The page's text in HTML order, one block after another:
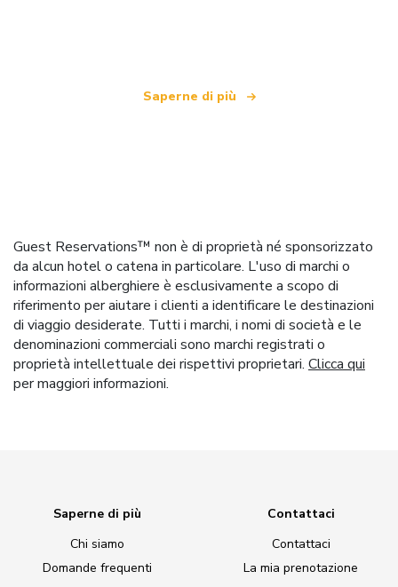
Saperne di più
Guest Reservations™ non è di proprietà né sponsorizzato
da alcun hotel o catena in particolare. L'uso di marchi o
informazioni alberghiere è esclusivamente a scopo di
riferimento per aiutare i clienti a identificare le destinazioni
di viaggio desiderate. Tutti i marchi, i nomi di società e le
denominazioni commerciali sono marchi registrati o
proprietà intellettuale dei rispettivi proprietari. Clicca qui
per maggiori informazioni.
Saperne di più
Chi siamo
Domande frequenti
Contattaci
Contattaci
La mia prenotazione